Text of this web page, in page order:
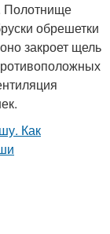
Полотнище
обрешетки
закроет щель